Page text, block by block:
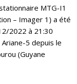
MTG-I1
– Imager 1) a été
2022 à 21:30
5 depuis le
(Guyane